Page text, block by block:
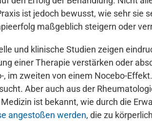
ist jedoch bewusst, wie sehr sie
maßgeblich steigern oder
und klinische Studien zeigen
einer Therapie verstärken oder
, im zweiten von einem Nocebo-
Aber auch aus der
ist bekannt, wie durch die
angestoßen werden, die zu